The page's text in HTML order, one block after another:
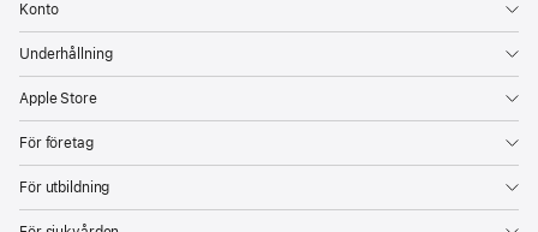
Konto
Underhållning
Apple Store
För företag
För utbildning